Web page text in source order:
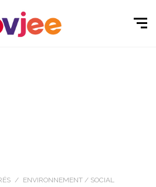
/ ENVIRONNEMENT / SOCIAL